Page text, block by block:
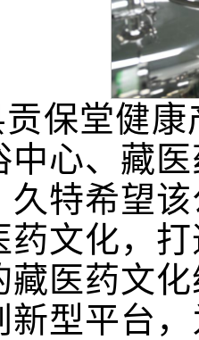
保堂健
中心、藏
久特希望
药文化，
藏医药文
新型平台